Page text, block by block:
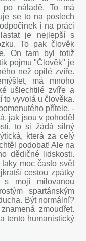
po náladě. To má
se to na poslech
i na práci
je nejlepší s
To pak člověk
On tam byl totiž
pojmu "Člověk" je
než opilé zvíře.
má mnoho
ušlechtilé zvíře a
to vyvolá u člověka.
přítele. -
jak jsou v pohodě!
to si žádá silný
která za celý
podobat! Ale na
dědičné lidskosti.
moc často svět
cestou zpátky
s mojí milovanou
spartánským
Být normální?
zmoudřet.
tento humanistický